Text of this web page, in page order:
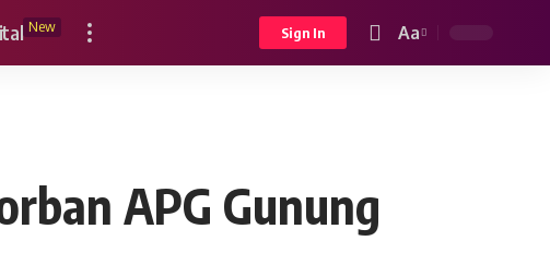
New Sign In
Font
Aa
APG Gunung